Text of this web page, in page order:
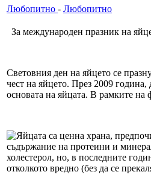
Любопитно - Любопитно
За международен празник на
Световния ден на яйцето се
чест на яйцето. През 2009 година,
основата на яйцата. В рамките
Яйцата са ценна храна,
съдържание на протеини и
холестерол, но, в последните
отколкото вредно (без да се